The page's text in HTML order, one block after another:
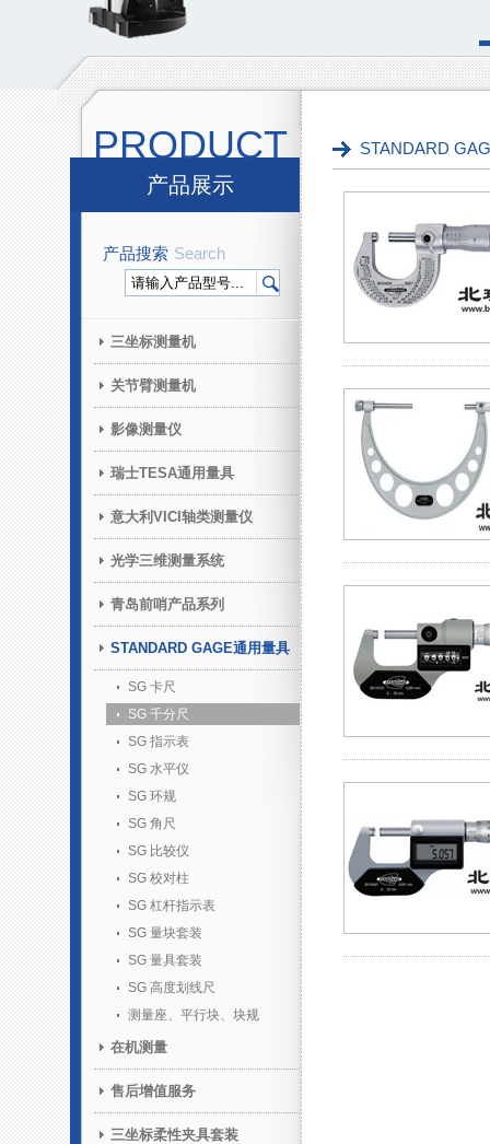
PRODUCT
产品展示
产品搜索 Search
三坐标测量机
关节臂测量机
影像测量仪
瑞士TESA通用量具
意大利VICI轴类测量仪
光学三维测量系统
青岛前哨产品系列
STANDARD GAGE通用量具
SG 卡尺
SG 千分尺
SG 指示表
SG 水平仪
SG 环规
SG 角尺
SG 比较仪
SG 校对柱
SG 杠杆指示表
SG 量块套装
SG 量具套装
SG 高度划线尺
测量座、平行块、块规
在机测量
售后增值服务
三坐标柔性夹具套装
STANDARD